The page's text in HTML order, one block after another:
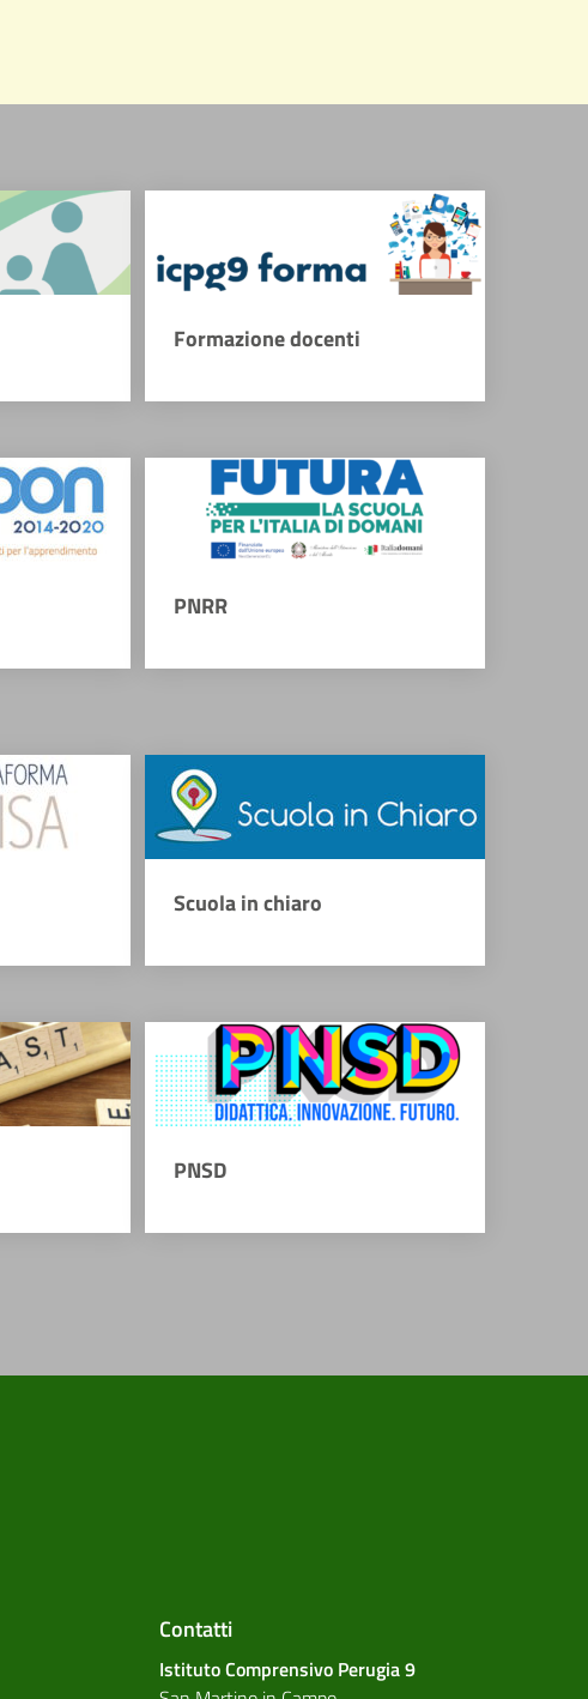
Formazione docenti
PNRR
Scuola in chiaro
PNSD
Contatti
Istituto Comprensivo Perugia 9